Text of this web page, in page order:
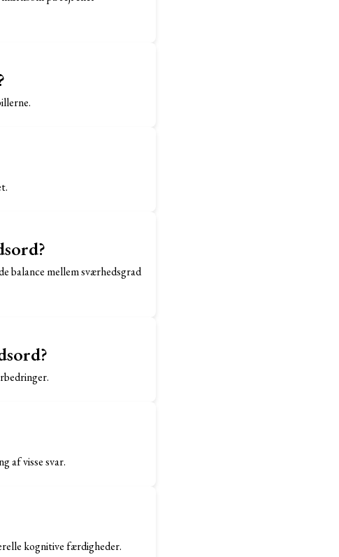
balance mellem sværhedsgrad
af visse svar.
kognitive færdigheder.